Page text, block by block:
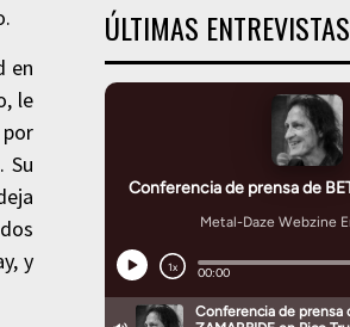
en
le
Su
y
ÚLTIMAS ENTREVISTAS